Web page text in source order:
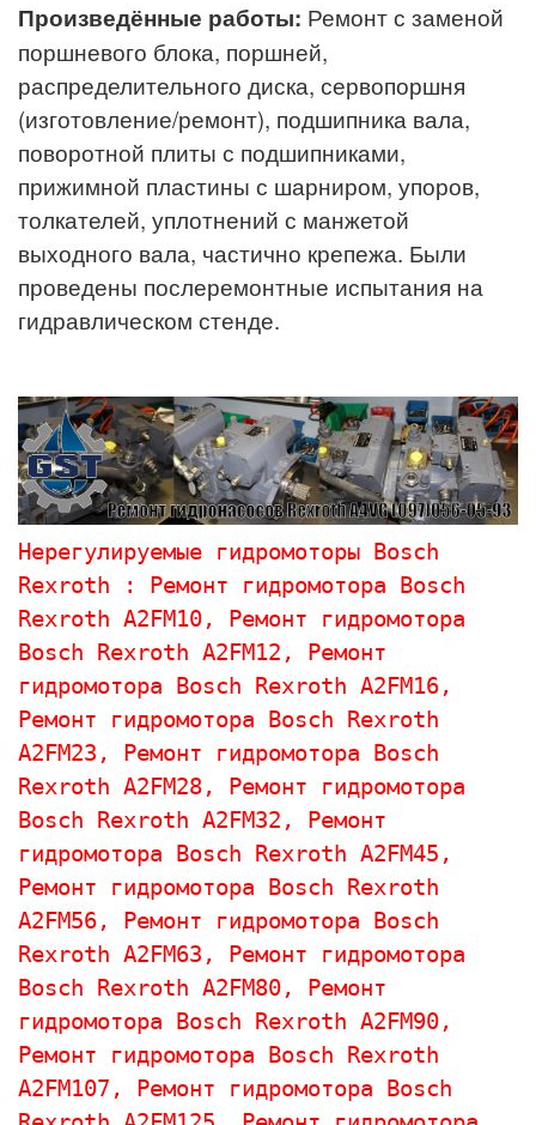
Произведённые работы: Ремонт с заменой
поршневого блока, поршней,
распределительного диска, сервопоршня
(изготовление/ремонт), подшипника вала,
поворотной плиты с подшипниками,
прижимной пластины с шарниром, упоров,
толкателей, уплотнений с манжетой
выходного вала, частично крепежа. Были
проведены послеремонтные испытания на
гидравлическом стенде.
Нерегулируемые гидромоторы Bosch
Rexroth : Ремонт гидромотора
Bosch
Rexroth A2FM10,
Bosch Rexroth A2FM12,
Ремонт
гидромотора
Bosch Rexroth
Ремонт гидромотора
A2FM23,
Ремонт гидромотора
Bosch
Rexroth A2FM28,
Bosch Rexroth A2FM32,
Ремонт
гидромотора
Bosch Rexroth
Ремонт гидромотора
A2FM56,
Ремонт гидромотора
Bosch
Rexroth A2FM63,
Bosch Rexroth A2FM80,
Ремонт
гидромотора
Bosch Rexroth
Ремонт гидромотора
A2FM107,
Ремонт гидромотора
Bosch